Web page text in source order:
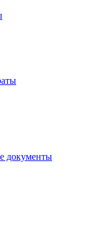
документы